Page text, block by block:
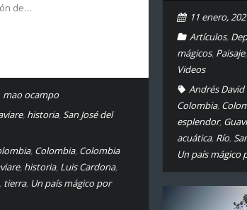
de…
mao ocampo
, historia,San José del
, Colombia, Colombia
, historia, Luis Cardona,
, tierra, Un país mágico por
11 enero,
Artículos,
mágicos, Paisaje
Videos
Andrés David
Colombia,
esplendor,
acuática, Río,
Un país mágico